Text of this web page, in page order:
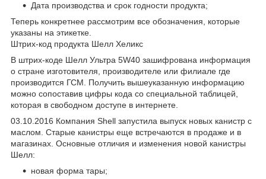
Дата производства и срок годности продукта;
Теперь конкретнее рассмотрим все обозначения, которые
указаны на этикетке.
Штрих-код продукта Шелл Хеликс
В штрих-коде Шелл Ультра 5W40 зашифрована информация
о стране изготовителя, производителе или филиале где
производится ГСМ. Получить вышеуказанную информацию
можно сопоставив цифры кода со специальной таблицей,
которая в свободном доступе в интернете.
03.10.2016 Компания Shell запустила выпуск новых канистр с
маслом. Старые канистры еще встречаются в продаже и в
магазинах. Основные отличия и изменения новой канистры
Шелл:
новая форма тары;